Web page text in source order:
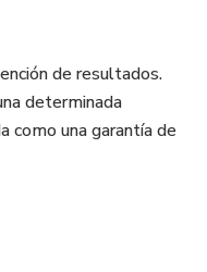
de resultados.
determinada
como una garantía de